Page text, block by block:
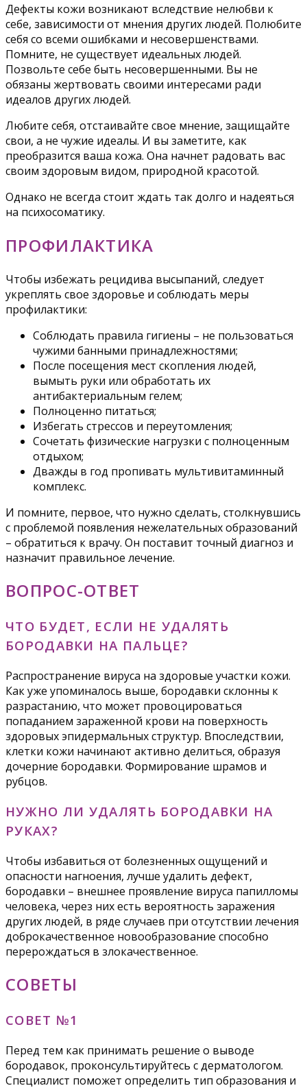
Дефекты кожи возникают вследствие нелюбви к
себе, зависимости от мнения других людей. Полюбите
себя со всеми ошибками и несовершенствами.
Помните, не существует идеальных людей.
Позвольте себе быть несовершенными. Вы не
обязаны жертвовать своими интересами ради
идеалов других людей.
Любите себя, отстаивайте свое мнение, защищайте
свои, а не чужие идеалы. И вы заметите, как
преобразится ваша кожа. Она начнет радовать вас
своим здоровым видом, природной красотой.
Однако не всегда стоит ждать так долго и надеяться
на психосоматику.
ПРОФИЛАКТИКА
Чтобы избежать рецидива высыпаний, следует
укреплять свое здоровье и соблюдать меры
профилактики:
Соблюдать правила гигиены – не пользоваться
чужими банными принадлежностями;
После посещения мест скопления людей,
вымыть руки или обработать их
антибактериальным гелем;
Полноценно питаться;
Избегать стрессов и переутомления;
Сочетать физические нагрузки с полноценным
отдыхом;
Дважды в год пропивать мультивитаминный
комплекс.
И помните, первое, что нужно сделать, столкнувшись
с проблемой появления нежелательных образований
– обратиться к врачу. Он поставит точный диагноз и
назначит правильное лечение.
ВОПРОС-ОТВЕТ
ЧТО БУДЕТ, ЕСЛИ НЕ УДАЛЯТЬ
БОРОДАВКИ НА ПАЛЬЦЕ?
Распространение вируса на здоровые участки кожи.
Как уже упоминалось выше, бородавки склонны к
разрастанию, что может провоцироваться
попаданием зараженной крови на поверхность
здоровых эпидермальных структур. Впоследствии,
клетки кожи начинают активно делиться, образуя
дочерние бородавки. Формирование шрамов и
рубцов.
НУЖНО ЛИ УДАЛЯТЬ БОРОДАВКИ НА
РУКАХ?
Чтобы избавиться от болезненных ощущений и
опасности нагноения, лучше удалить дефект,
бородавки – внешнее проявление вируса папилломы
человека, через них есть вероятность заражения
других людей, в ряде случаев при отсутствии лечения
доброкачественное новообразование способно
перерождаться в злокачественное.
СОВЕТЫ
СОВЕТ №1
Перед тем как принимать решение о выводе
бородавок, проконсультируйтесь с дерматологом.
Специалист поможет определить тип образования и